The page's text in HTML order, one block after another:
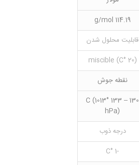
114.19 g/mol
قابلیت محلول شدن
(20 °C) miscible
نقطه جوش
130 – 133 °C (1013
hPa)
درجه ذوب
-1 °C